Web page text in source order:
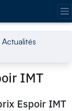
Actualités
IMT
Espoir IMT